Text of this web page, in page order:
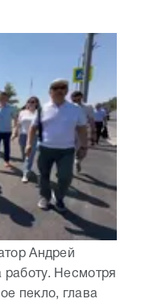
Андрей
работу. Несмотря
пекло, глава